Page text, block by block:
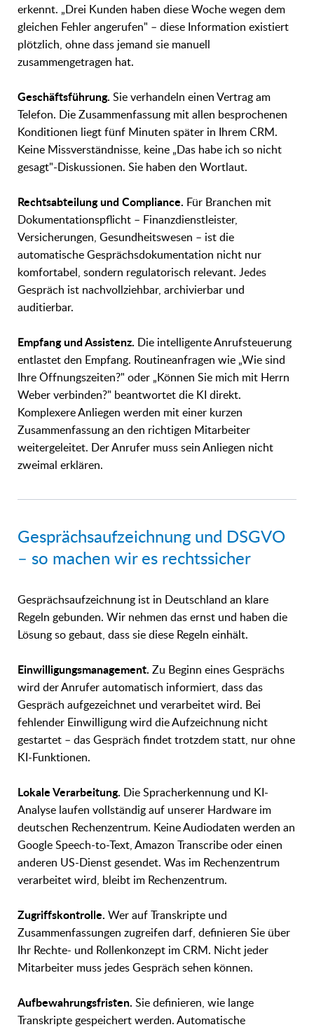
erkennt. „Drei Kunden haben diese Woche wegen dem
gleichen Fehler angerufen" – diese Information existiert
plötzlich, ohne dass jemand sie manuell
zusammengetragen hat.
Geschäftsführung. Sie verhandeln einen Vertrag am
Telefon. Die Zusammenfassung mit allen besprochenen
Konditionen liegt fünf Minuten später in Ihrem CRM.
Keine Missverständnisse, keine „Das habe ich so nicht
gesagt"-Diskussionen. Sie haben den Wortlaut.
Rechtsabteilung und Compliance. Für Branchen mit
Dokumentationspflicht – Finanzdienstleister,
Versicherungen, Gesundheitswesen – ist die
automatische Gesprächsdokumentation nicht nur
komfortabel, sondern regulatorisch relevant. Jedes
Gespräch ist nachvollziehbar, archivierbar und
auditierbar.
Empfang und Assistenz. Die intelligente Anrufsteuerung
entlastet den Empfang. Routineanfragen wie „Wie sind
Ihre Öffnungszeiten?" oder „Können Sie mich mit Herrn
Weber verbinden?" beantwortet die KI direkt.
Komplexere Anliegen werden mit einer kurzen
Zusammenfassung an den richtigen Mitarbeiter
weitergeleitet. Der Anrufer muss sein Anliegen nicht
zweimal erklären.
Gesprächsaufzeichnung und DSGVO
– so machen wir es rechtssicher
Gesprächsaufzeichnung ist in Deutschland an klare
Regeln gebunden. Wir nehmen das ernst und haben die
Lösung so gebaut, dass sie diese Regeln einhält.
Einwilligungsmanagement. Zu Beginn eines Gesprächs
wird der Anrufer automatisch informiert, dass das
Gespräch aufgezeichnet und verarbeitet wird. Bei
fehlender Einwilligung wird die Aufzeichnung nicht
gestartet – das Gespräch findet trotzdem statt, nur ohne
KI-Funktionen.
Lokale Verarbeitung. Die Spracherkennung und KI-
Analyse laufen vollständig auf unserer Hardware im
deutschen Rechenzentrum. Keine Audiodaten werden an
Google Speech-to-Text, Amazon Transcribe oder einen
anderen US-Dienst gesendet. Was im Rechenzentrum
verarbeitet wird, bleibt im Rechenzentrum.
Zugriffskontrolle. Wer auf Transkripte und
Zusammenfassungen zugreifen darf, definieren Sie über
Ihr Rechte- und Rollenkonzept im CRM. Nicht jeder
Mitarbeiter muss jedes Gespräch sehen können.
Aufbewahrungsfristen. Sie definieren, wie lange
Transkripte gespeichert werden. Automatische